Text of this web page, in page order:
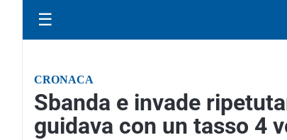
☰
CRONACA
Sbanda e invade
guidava con un tasso 4